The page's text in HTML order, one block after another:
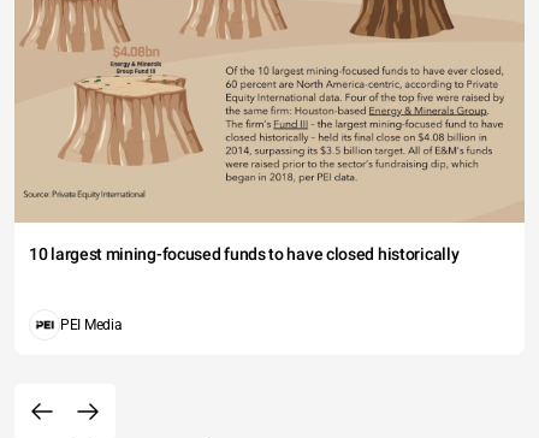
10 largest mining-focused funds to have closed historically
PEI Media